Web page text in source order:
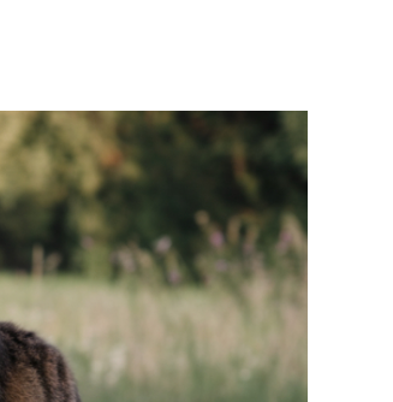
Özellikleri
Tüm İnsanların Ders Çıkarması
Gereken 26 Hayvansever Söz
22.05.2020
Reddeder ve Terk Eder?
22.05.2020